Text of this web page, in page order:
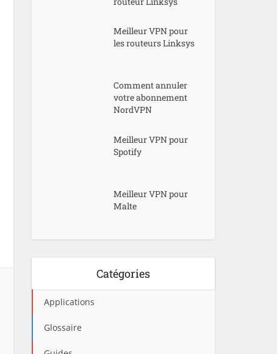
Meilleur VPN pour
les routeurs Linksys
Comment annuler
votre abonnement
NordVPN
Meilleur VPN pour
Spotify
Meilleur VPN pour
Malte
Catégories
Applications
Glossaire